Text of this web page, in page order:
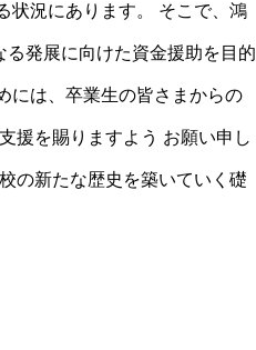
状況にあります。 そこで、鴻
発展に向けた資金援助を目的
には、卒業生の皆さまからの
援を賜りますよう お願い申し
の新たな歴史を築いていく礎